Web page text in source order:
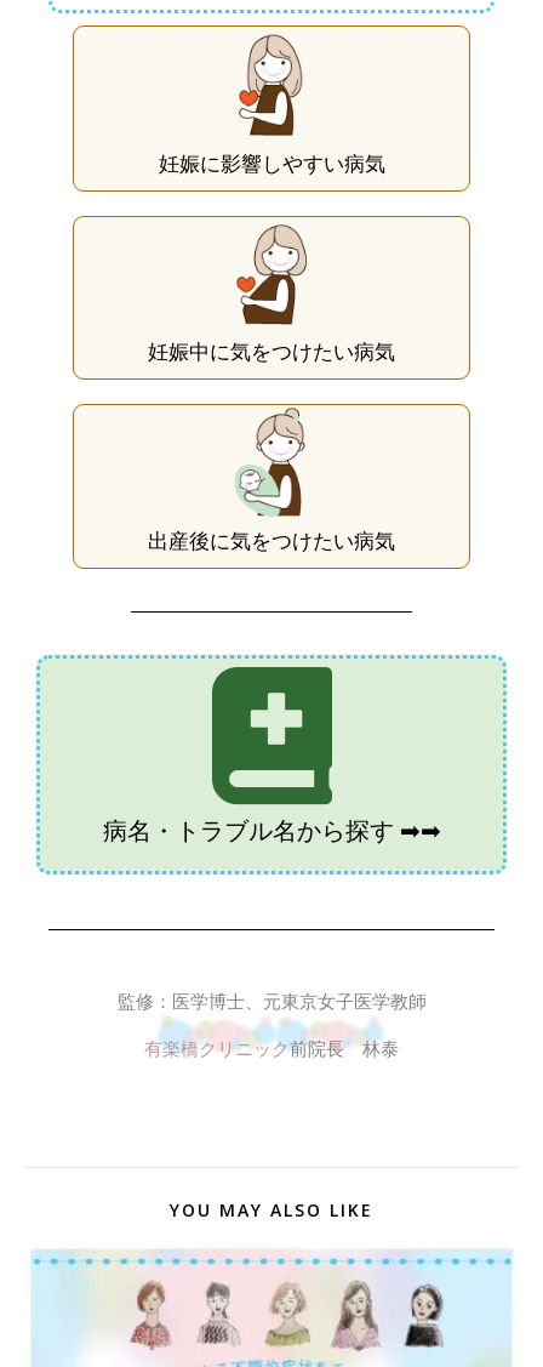
妊娠に影響しやすい病気
妊娠中に気をつけたい病気
出産後に気をつけたい病気
病名・トラブル名から探す ➡︎➡︎
監修：医学博士、元東京女子医学教師
有楽橋クリニック前院長 林泰
YOU MAY ALSO LIKE